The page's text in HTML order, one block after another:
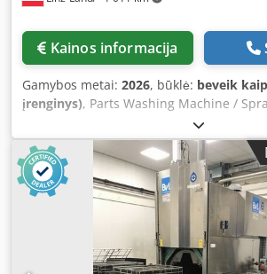
Kainos informacija
Gamybos metai: 2026, būklė: beveik
įrenginys), Parts Washing Machine /
System Type TR450 The Spray-Rotation
Type TR450 is an automatic cleaning
featuring an easy-to-open upward
system is designed for cleaning
bulk material in baskets sized LxWxH
During the cleaning process, the basket
with a lid. The cleaning result depends
circulation of bulk material inside the